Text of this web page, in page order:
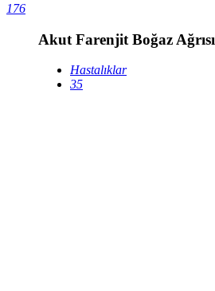
176
Akut Farenjit Boğaz Ağrısı
Hastalıklar
35